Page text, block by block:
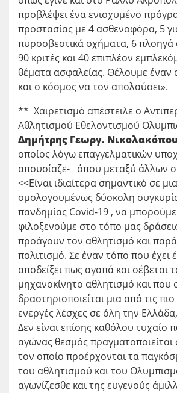
προβλέψει ένα ενισχυμένο
προστασίας με 4 ασθενοφόρα, 5
πυροσβεστικά οχήματα, 6 πλοηγά
90 κριτές και 40 επιπλέον
θέματα ασφαλείας. Θέλουμε
και ο κόσμος να τον απολαύσει».
** Χαιρετισμό απέστειλε ο
Αθλητισμού Εθελοντισμού
Δημήτρης Γεωργ.
οποίος λόγω επαγγελματικών
απουσίαζε- όπου μεταξύ άλλων
<<Είναι ιδιαίτερα σημαντικό σε μια
ομολογουμένως δύσκολη συγκυρία
πανδημίας Covid-19 , να
φιλοξενούμε στο τόπο μας
προάγουν τον αθλητισμό και
πολιτισμό. Σε έναν τόπο που έχει
αποδείξει πως αγαπά και σέβεται
μηχανοκίνητο αθλητισμό και που
δραστηριοποιείται μια από τις
ενεργές λέσχες σε όλη την
Δεν είναι επίσης καθόλου τυχαίο
αγώνας θεσμός πραγματοποιείται
τον οποίο προέρχονται τα
του αθλητισμού και του
αγωνίζεσθε και της ευγενούς